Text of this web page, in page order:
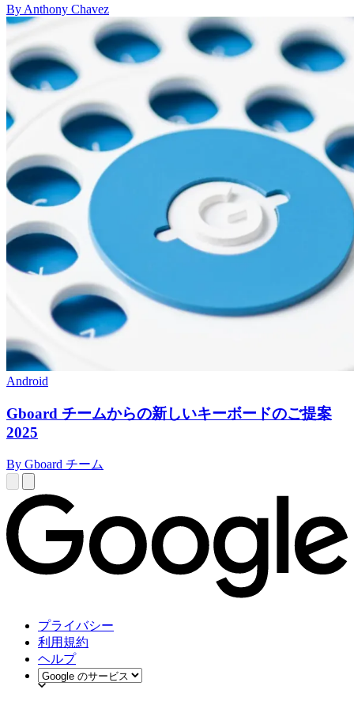
By Anthony Chavez
Android
Gboard チームからの新しいキーボードのご提案
2025
By Gboard チーム
プライバシー
利用規約
ヘルプ